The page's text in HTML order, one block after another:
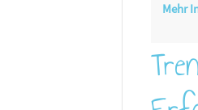
Mehr